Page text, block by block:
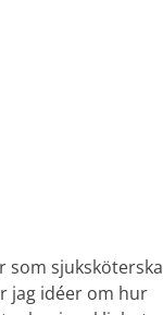
som sjuksköterska
jag idéer om hur